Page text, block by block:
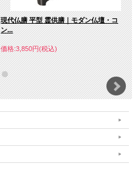
現代仏膳 平型 霊供膳｜モダン仏壇・コ
ン...
価格:3,850円(税込)